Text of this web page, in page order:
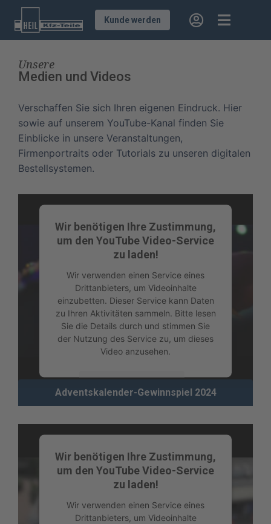
Kunde werden
Unsere
Medien und Videos
Verschaffen Sie sich Ihren eigenen Eindruck. Hier
sowie auf unserem YouTube-Kanal finden Sie
Einblicke in unsere Veranstaltungen,
Firmenportraits oder Tutorials zu unseren digitalen
Bestellsystemen.
Wir benötigen Ihre Zustimmung,
um den YouTube Video-Service
zu laden!
Wir verwenden einen Service eines
Drittanbieters, um Videoinhalte
einzubetten. Dieser Service kann Daten
zu Ihren Aktivitäten sammeln. Bitte lesen
Sie die Details durch und stimmen Sie
der Nutzung des Service zu, um dieses
Video anzusehen.
powered byUsercentrics Consent
Adventskalender-Gewinnspiel 2024
Wir benötigen Ihre Zustimmung,
um den YouTube Video-Service
zu laden!
Wir verwenden einen Service eines
Drittanbieters, um Videoinhalte